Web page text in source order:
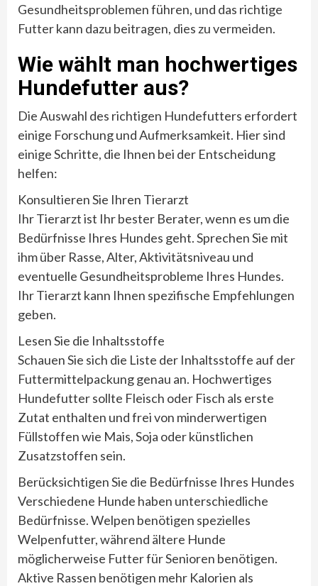
Gesundheitsproblemen führen, und das richtige
Futter kann dazu beitragen, dies zu vermeiden.
Wie wählt man hochwertiges
Hundefutter aus?
Die Auswahl des richtigen Hundefutters erfordert
einige Forschung und Aufmerksamkeit. Hier sind
einige Schritte, die Ihnen bei der Entscheidung
helfen:
Konsultieren Sie Ihren Tierarzt
Ihr Tierarzt ist Ihr bester Berater, wenn es um die
Bedürfnisse Ihres Hundes geht. Sprechen Sie mit
ihm über Rasse, Alter, Aktivitätsniveau und
eventuelle Gesundheitsprobleme Ihres Hundes.
Ihr Tierarzt kann Ihnen spezifische Empfehlungen
geben.
Lesen Sie die Inhaltsstoffe
Schauen Sie sich die Liste der Inhaltsstoffe auf der
Futtermittelpackung genau an. Hochwertiges
Hundefutter sollte Fleisch oder Fisch als erste
Zutat enthalten und frei von minderwertigen
Füllstoffen wie Mais, Soja oder künstlichen
Zusatzstoffen sein.
Berücksichtigen Sie die Bedürfnisse Ihres Hundes
Verschiedene Hunde haben unterschiedliche
Bedürfnisse. Welpen benötigen spezielles
Welpenfutter, während ältere Hunde
möglicherweise Futter für Senioren benötigen.
Aktive Rassen benötigen mehr Kalorien als